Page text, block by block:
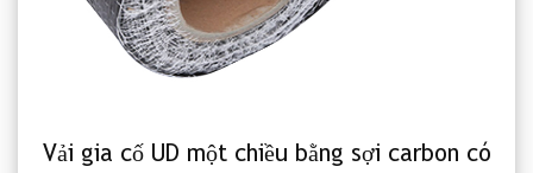
gia cố UD một chiều bằng sợi carbon có